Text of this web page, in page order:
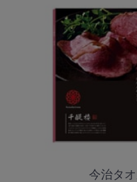
今治タ